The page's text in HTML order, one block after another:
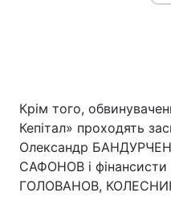
Крім того,
Кепітал» проходять
Олександр
САФОНОВ і
ГОЛОВАНОВ,